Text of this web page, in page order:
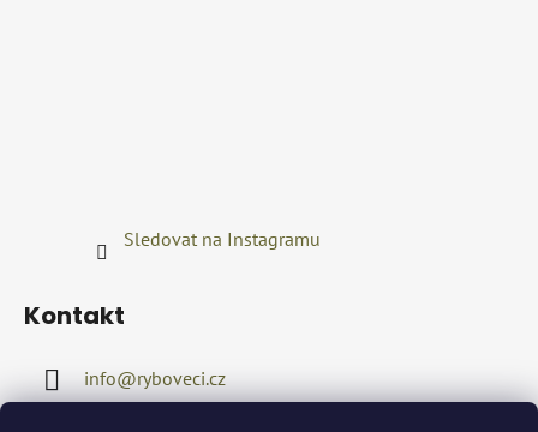
Sledovat na Instagramu
Kontakt
info@ryboveci.cz